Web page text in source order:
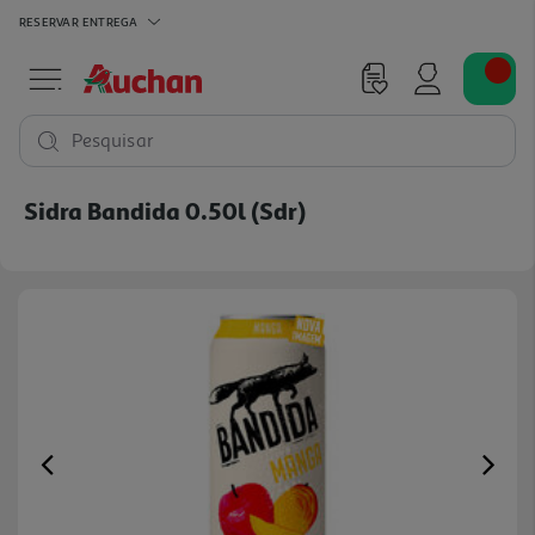
RESERVAR ENTREGA
Pesquisar
Sidra Bandida 0.50l (sdr)
Previous